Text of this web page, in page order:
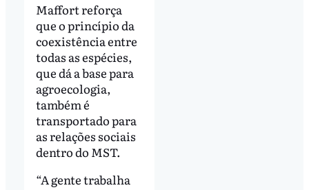
Maffort reforça
que o princípio da
coexistência entre
todas as espécies,
que dá a base para
agroecologia,
também é
transportado para
as relações sociais
dentro do MST.
“A gente trabalha